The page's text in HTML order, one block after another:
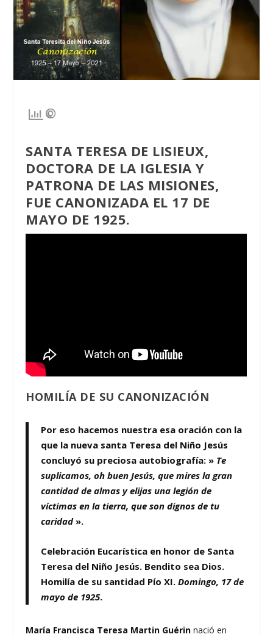
SANTA TERESA DE LISIEUX,
DOCTORA DE LA IGLESIA Y
PATRONA DE LAS MISIONES,
FUE CANONIZADA EL 17 DE
MAYO DE 1925.
HOMILÍA DE SU CANONIZACIÓN
Por eso hacemos nuestra esa oración con la
que la nueva santa Teresa del Niño Jesús
concluyó su preciosa autobiografía: » Te
suplicamos, oh buen Jesús, que mires la gran
cantidad de almas y elijas una legión de
víctimas en la tierra, que son dignos de tu
caridad».
Celebración Eucarística en honor de Santa
Teresa del Niño Jesús. Bendito sea Dios.
Homilía de su santidad Pío XI.Domingo, 17 de
mayo de 1925.
María Francisca Teresa Martin Guérin nació en